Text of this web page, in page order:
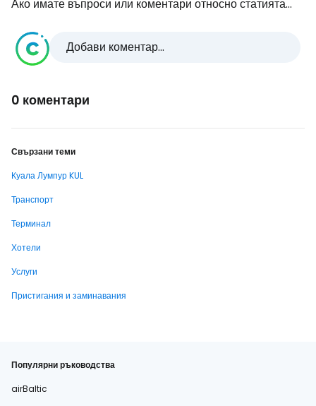
Ако имате въпроси или коментари относно статията...
Добави коментар...
0 коментари
Свързани теми
Куала Лумпур KUL
Транспорт
Терминал
Хотели
Услуги
Пристигания и заминавания
Популярни ръководства
airBaltic